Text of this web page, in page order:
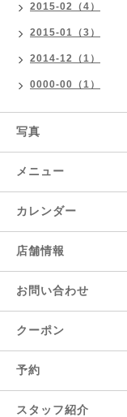
2015-02（4）
2015-01（3）
2014-12（1）
0000-00（1）
写真
メニュー
カレンダー
店舗情報
お問い合わせ
クーポン
予約
スタッフ紹介